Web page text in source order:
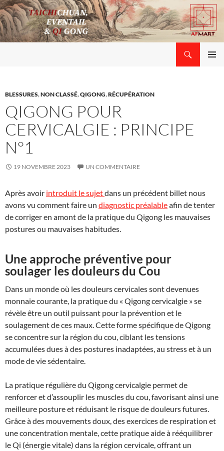
Aller
au
contenu
BLESSURES,NON CLASSÉ,QIGONG,RÉCUPÉRATION
QIGONG POUR
CERVICALGIE : PRINCIPE
N°1
19 NOVEMBRE 2023 UN COMMENTAIRE
Après avoir introduit le sujetdans un précédent billet nous
avons vu comment faire un diagnostic préalableafin de tenter
de corriger en amont de la pratique du Qigong les mauvaises
postures ou mauvaises habitudes.
Une approche préventive pour
soulager les douleurs du Cou
Dans un monde où les douleurs cervicales sont devenues
monnaie courante, la pratique du « Qigong cervicalgie » se
révèle être un outil puissant pour la prévention et le
soulagement de ces maux. Cette forme spécifique de Qigong
se concentre sur la région du cou, ciblant les tensions
accumulées dues à des postures inadaptées, au stress et à un
mode de vie sédentaire.
La pratique régulière du Qigong cervicalgie permet de
renforcer et d’assouplir les muscles du cou, favorisant ainsi une
meilleure posture et réduisant le risque de douleurs futures.
Grâce à des mouvements doux, des exercices de respiration et
une concentration mentale, cette pratique aide à rééquilibrer
le Qi (énergie vitale) dans la région cervicale, offrant un